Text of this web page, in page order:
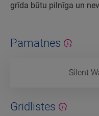
grīda būtu pilnīga un
Pamatnes
Silent
Grīdlīstes